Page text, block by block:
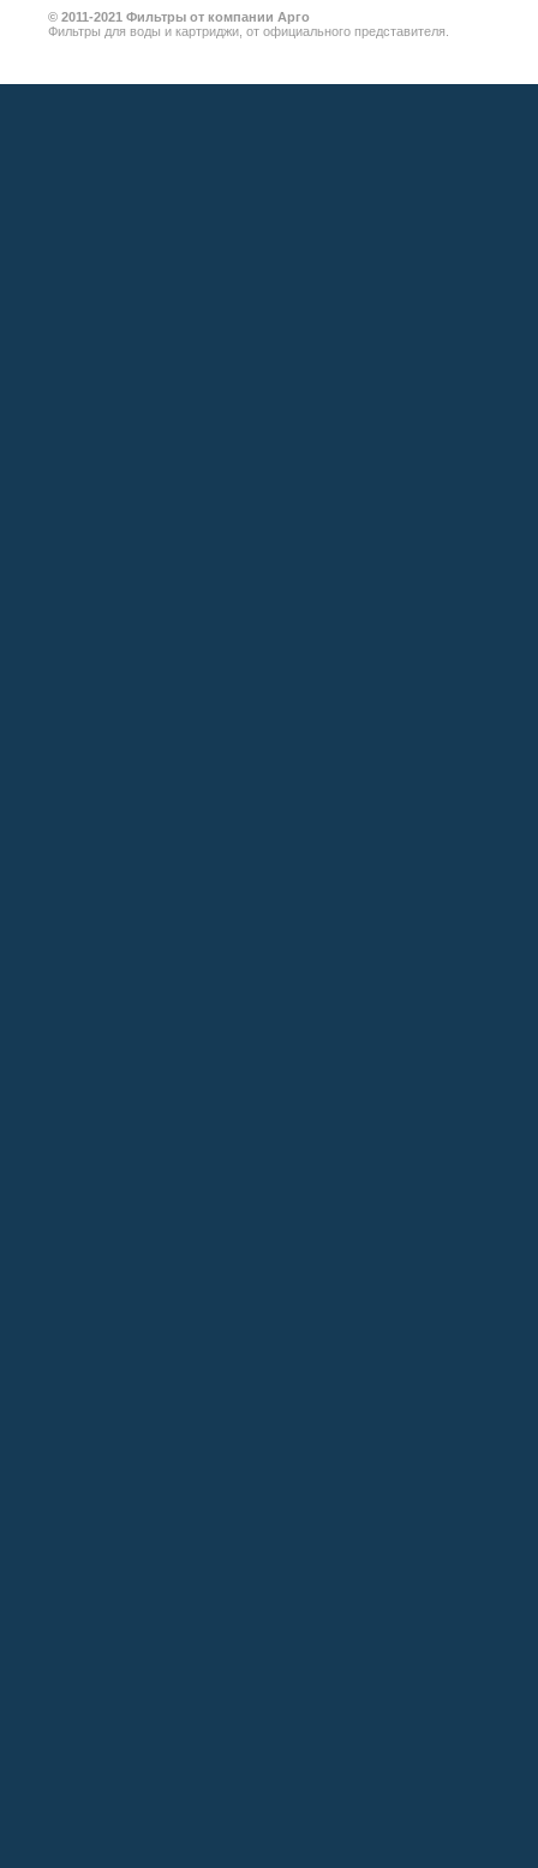
© 2011-2021 Фильтры от компании Арго
Фильтры для воды и картриджи, от официального представителя.